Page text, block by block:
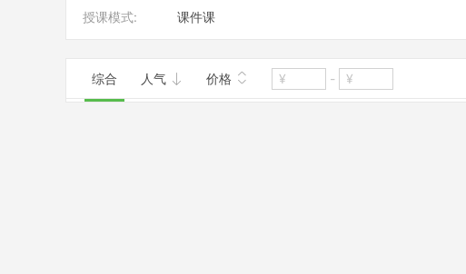
授课模式: 课件课
综合 人气 价格 -